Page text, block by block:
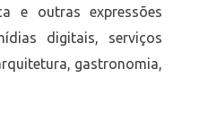
e outras expressões
digitais, serviços
gastronomia,